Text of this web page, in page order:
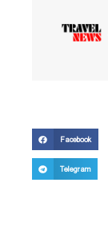
Facebook
Telegram